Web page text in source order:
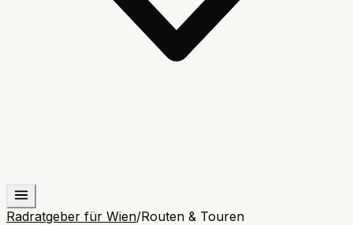
Radratgeber für Wien/Routen & Touren